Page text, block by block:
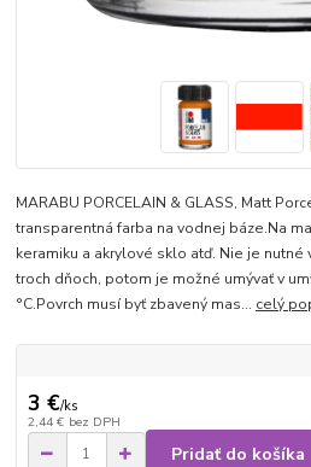
MARABU PORCELAIN & GLASS, Matt
transparentná farba na vodnej báze.Na
keramiku a akrylové sklo atď. Nie je
troch dňoch, potom je možné umývať v
°C.Povrch musí byť zbavený mas... celý
3 €/ks
2,44 € bez DPH
Pridať do košíka